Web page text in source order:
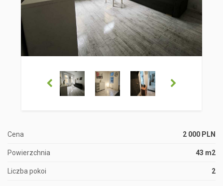
Cena 2 000 PLN
Powierzchnia 43 m2
Liczba pokoi 2